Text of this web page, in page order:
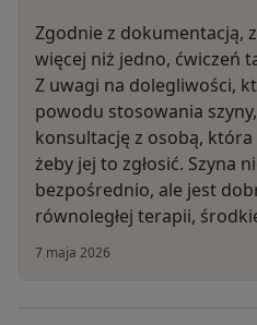
Zgodnie z dokumentacją,
więcej niż jedno, ćwiczeń
Z uwagi na dolegliwości,
powodu stosowania
konsultację z osobą, która
żeby jej to zgłosić. Szyna
bezpośrednio, ale jest
równoległej terapii,
7 maja 2026